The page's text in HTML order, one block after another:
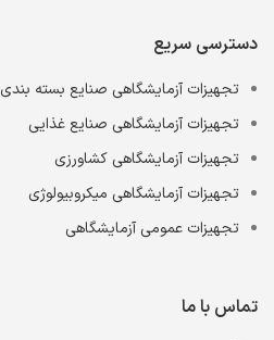
دسترسی سریع
تجهیزات آزمایشگاهی صنایع بسته بندی
تجهیزات آزمایشگاهی صنایع غذایی
تجهیزات آزمایشگاهی کشاورزی
تجهیزات آزمایشگاهی میکروبیولوژی
تجهیزات عمومی آزمایشگاهی
تماس با ما